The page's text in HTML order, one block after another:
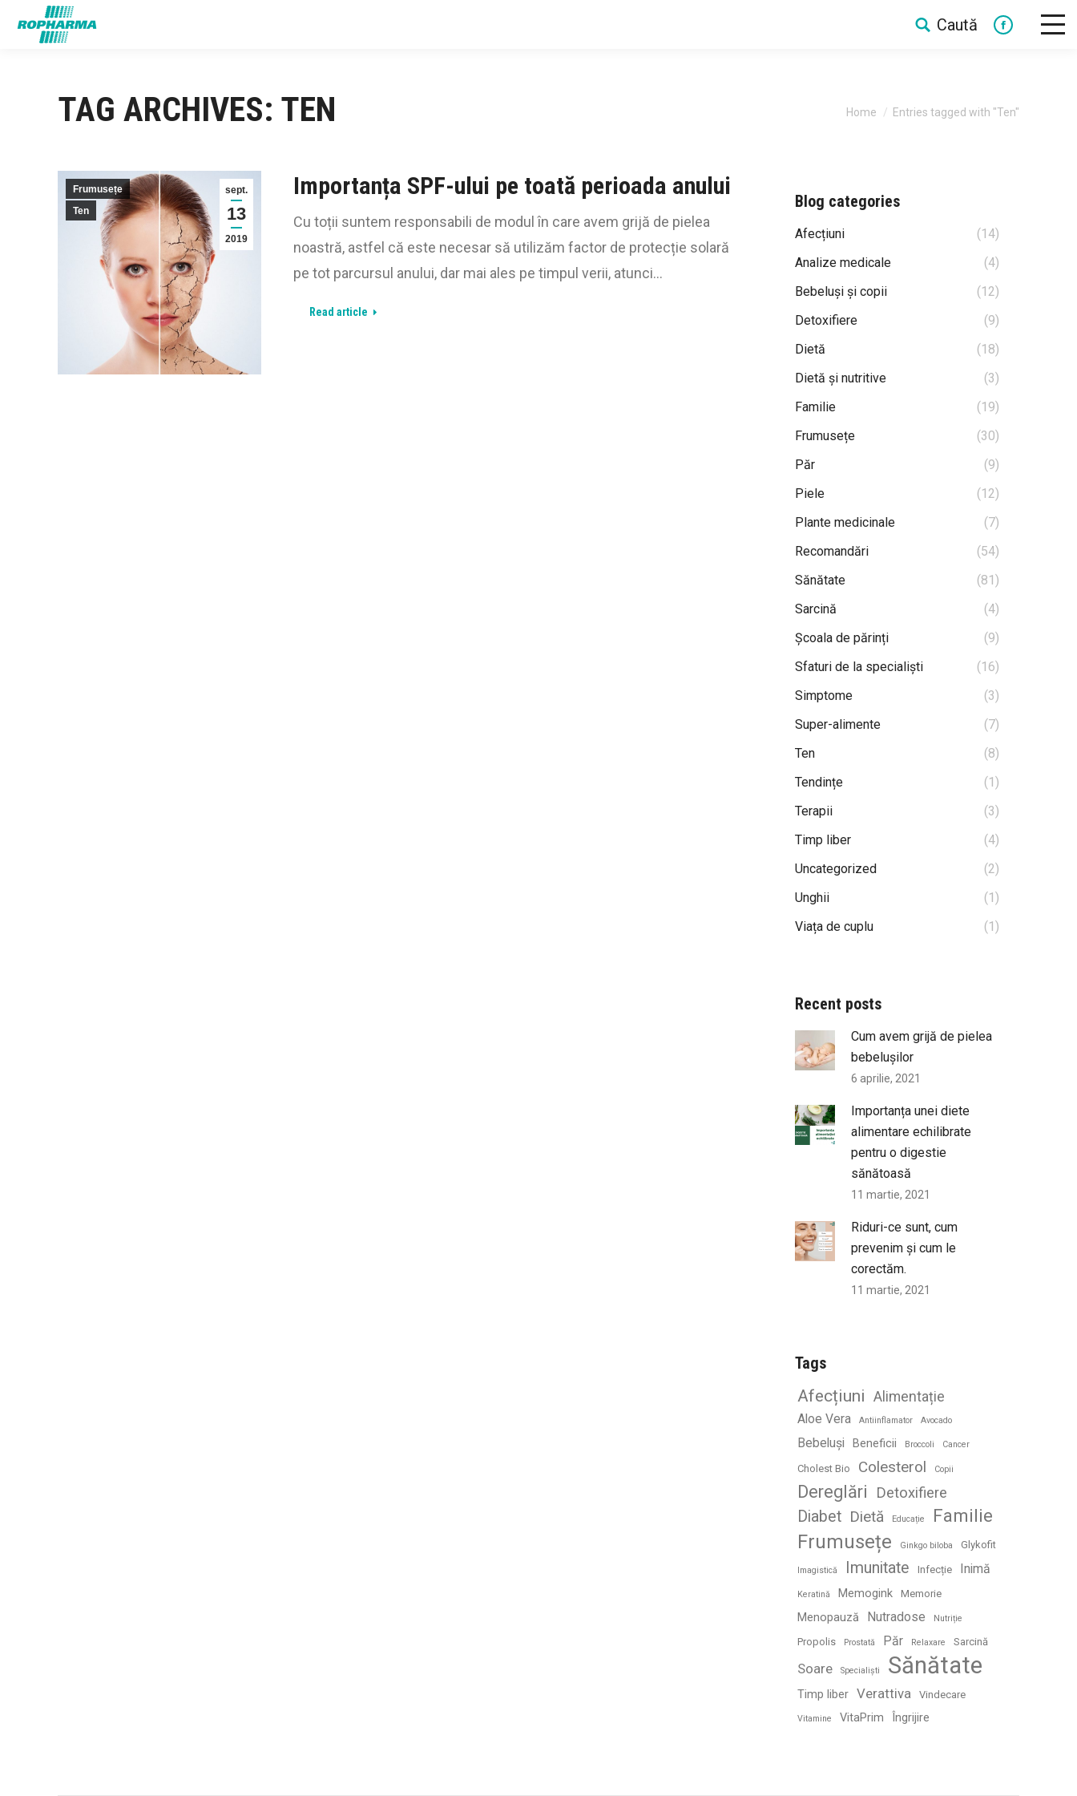
Search:
Caută Facebook
TAG ARCHIVES: TEN You are here:
Home Entries tagged with "Ten"
sept.
13
2019
Frumusețe
Ten
Importanța SPF-ului pe toată perioada anului
Cu toții suntem responsabili de modul în care avem grijă de pielea
noastră, astfel că este necesar să utilizăm factor de protecție solară
pe tot parcursul anului, dar mai ales pe timpul verii, atunci…
Read article
Blog categories
Afecțiuni
(14)
Analize medicale
(4)
Bebeluși și copii
(12)
Detoxifiere
(9)
Dietă
(18)
Dietă și nutritive
(3)
Familie
(19)
Frumusețe
(30)
Păr
(9)
Piele
(12)
Plante medicinale
(7)
Recomandări
(54)
Sănătate
(81)
Sarcină
(4)
Școala de părinți
(9)
Sfaturi de la specialiști
(16)
Simptome
(3)
Super-alimente
(7)
Ten
(8)
Tendințe
(1)
Terapii
(3)
Timp liber
(4)
Uncategorized
(2)
Unghii
(1)
Viața de cuplu
(1)
Recent posts
Cum avem grijă de pielea
bebelușilor
6 aprilie, 2021
Importanța unei diete
alimentare echilibrate
pentru o digestie
sănătoasă
11 martie, 2021
Riduri-ce sunt, cum
prevenim și cum le
corectăm.
11 martie, 2021
Tags
Afecțiuni Alimentație
Aloe Vera Antiinflamator Avocado
Bebeluși Beneficii Broccoli Cancer
Cholest Bio Colesterol Copii
Dereglări Detoxifiere
Diabet Dietă Educație Familie
Frumusețe Ginkgo biloba Glykofit
Imagistică Imunitate Infecție Inimă
Keratină Memogink Memorie
Menopauză Nutradose Nutriție
Propolis Prostată Păr Relaxare Sarcină
Soare Specialiști Sănătate
Timp liber Verattiva Vindecare
Vitamine VitaPrim Îngrijire